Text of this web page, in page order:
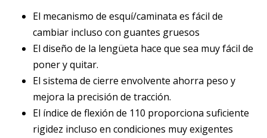
El mecanismo de esquí/caminata es fácil de
cambiar incluso con guantes gruesos
El diseño de la lengüeta hace que sea muy fácil de
poner y quitar.
El sistema de cierre envolvente ahorra peso y
mejora la precisión de tracción.
El índice de flexión de 110 proporciona suficiente
rigidez incluso en condiciones muy exigentes